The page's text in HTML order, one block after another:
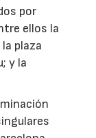
por
ellos la
plaza
y la